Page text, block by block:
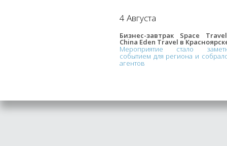
4 Августа
Бизнес-завтрак Space
China Eden Travel в
Мероприятие стало
событием для региона и
агентов